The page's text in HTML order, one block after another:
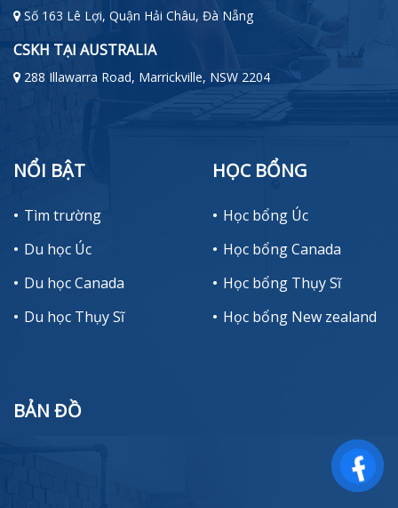
Số 163 Lê Lợi, Quận Hải Châu, Đà Nẵng
CSKH TẠI AUSTRALIA
288 Illawarra Road, Marrickville, NSW 2204
NỔI BẬT
Tìm trường
Du học Úc
Du học Canada
Du học Thụy Sĩ
HỌC BỔNG
Học bổng Úc
Học bổng Canada
Học bổng Thụy Sĩ
Học bổng New zealand
BẢN ĐỒ